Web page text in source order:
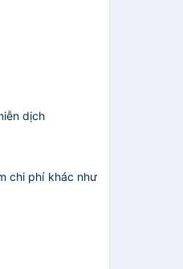
dịch
chi phí khác như